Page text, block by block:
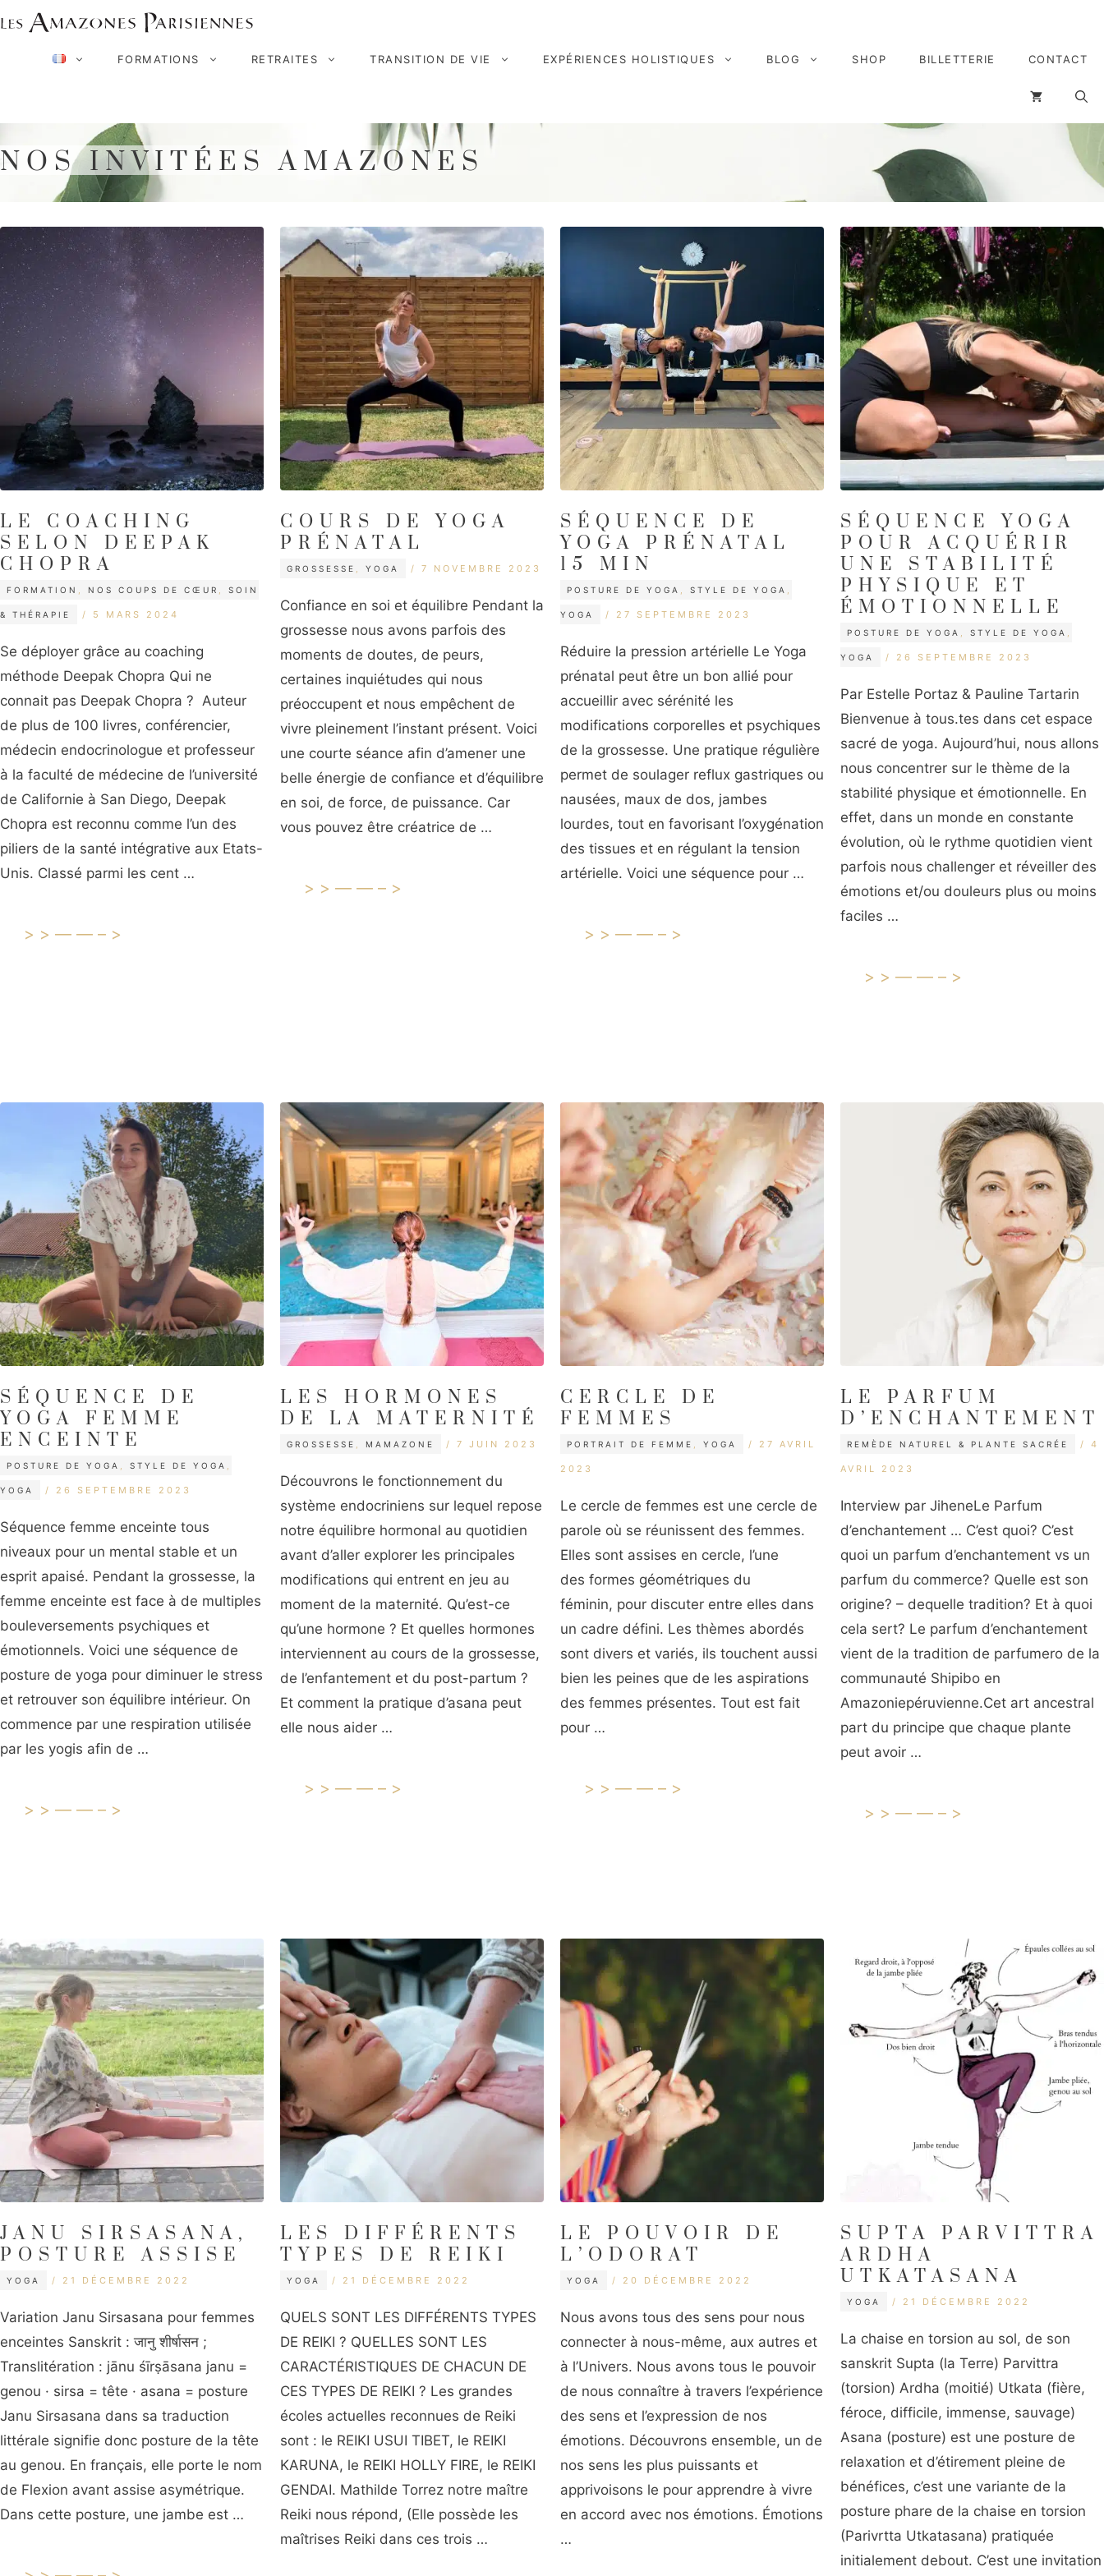
Aller
FORMATIONS RETRAITES TRANSITION DE VIE EXPÉRIENCES HOLISTIQUES BLOG SHOP BILLETTERIE CONTACT
NOS INVITÉES AMAZONES
LE COACHING
SELON DEEPAK
CHOPRA
FORMATION
NOS COUPS DE CŒUR SOIN
& THÉRAPIE 5 MARS 2024
Se déployer grâce au coaching
méthode Deepak Chopra Qui ne
connait pas Deepak Chopra ? Auteur
de plus de 100 livres, conférencier,
médecin endocrinologue et professeur
à la faculté de médecine de l’université
de Californie à San Diego, Deepak
Chopra est reconnu comme l’un des
piliers de la santé intégrative aux Etats-
Unis. Classé parmi les cent …
>>——–>
COURS DE YOGA
PRÉNATAL
GROSSESSE
YOGA 7 NOVEMBRE 2023
Confiance en soi et équilibre Pendant la
grossesse nous avons parfois des
moments de doutes, de peurs,
certaines inquiétudes qui nous
préoccupent et nous empêchent de
vivre pleinement l’instant présent. Voici
une courte séance afin d’amener une
belle énergie de confiance et d’équilibre
en soi, de force, de puissance. Car
vous pouvez être créatrice de …
>>——–>
SÉQUENCE DE
YOGA PRÉNATAL
15 MIN
POSTURE DE YOGA
STYLE DE YOGA
YOGA 27 SEPTEMBRE 2023
Réduire la pression artérielle Le Yoga
prénatal peut être un bon allié pour
accueillir avec sérénité les
modifications corporelles et psychiques
de la grossesse. Une pratique régulière
permet de soulager reflux gastriques ou
nausées, maux de dos, jambes
lourdes, tout en favorisant l’oxygénation
des tissues et en régulant la tension
artérielle. Voici une séquence pour …
>>——–>
SÉQUENCE YOGA
POUR ACQUÉRIR
UNE STABILITÉ
PHYSIQUE ET
ÉMOTIONNELLE
POSTURE DE YOGA
STYLE DE YOGA
YOGA 26 SEPTEMBRE 2023
Par Estelle Portaz & Pauline Tartarin
Bienvenue à tous.tes dans cet espace
sacré de yoga. Aujourd’hui, nous allons
nous concentrer sur le thème de la
stabilité physique et émotionnelle. En
effet, dans un monde en constante
évolution, où le rythme quotidien vient
parfois nous challenger et réveiller des
émotions et/ou douleurs plus ou moins
faciles …
>>——–>
SÉQUENCE DE
YOGA FEMME
ENCEINTE
POSTURE DE YOGA
STYLE DE YOGA
YOGA 26 SEPTEMBRE 2023
Séquence femme enceinte tous
niveaux pour un mental stable et un
esprit apaisé. Pendant la grossesse, la
femme enceinte est face à de multiples
bouleversements psychiques et
émotionnels. Voici une séquence de
posture de yoga pour diminuer le stress
et retrouver son équilibre intérieur. On
commence par une respiration utilisée
par les yogis afin de …
>>——–>
LES HORMONES
DE LA MATERNITÉ
GROSSESSE
MAMAZONE 7 JUIN 2023
Découvrons le fonctionnement du
système endocriniens sur lequel repose
notre équilibre hormonal au quotidien
avant d’aller explorer les principales
modifications qui entrent en jeu au
moment de la maternité. Qu’est-ce
qu’une hormone ? Et quelles hormones
interviennent au cours de la grossesse,
de l’enfantement et du post-partum ?
Et comment la pratique d’asana peut
elle nous aider …
>>——–>
CERCLE DE
FEMMES
PORTRAIT DE FEMME
YOGA 27 AVRIL
2023
Le cercle de femmes est une cercle de
parole où se réunissent des femmes.
Elles sont assises en cercle, l’une
des formes géométriques du
féminin, pour discuter entre elles dans
un cadre défini. Les thèmes abordés
sont divers et variés, ils touchent aussi
bien les peines que de les aspirations
des femmes présentes. Tout est fait
pour …
>>——–>
LE PARFUM
D’ENCHANTEMENT
REMÈDE NATUREL & PLANTE SACRÉE
4
AVRIL 2023
Interview par JiheneLe Parfum
d’enchantement … C’est quoi? C’est
quoi un parfum d’enchantement vs un
parfum du commerce? Quelle est son
origine? – dequelle tradition? Et à quoi
cela sert? Le parfum d’enchantement
vient de la tradition de parfumero de la
communauté Shipibo en
Amazoniepéruvienne.Cet art ancestral
part du principe que chaque plante
peut avoir …
>>——–>
JANU SIRSASANA,
POSTURE ASSISE
YOGA
ÉTIQUETTES
21 DÉCEMBRE 2022
Variation Janu Sirsasana pour femmes
enceintes Sanskrit : जानु शीर्षासन ;
Translitération : jānu śīrṣāsana janu =
genou · sirsa = tête · asana = posture
Janu Sirsasana dans sa traduction
littérale signifie donc posture de la tête
au genou. En français, elle porte le nom
de Flexion avant assise asymétrique.
Dans cette posture, une jambe est …
LES DIFFÉRENTS
TYPES DE REIKI
YOGA
ÉTIQUETTES
21 DÉCEMBRE 2022
QUELS SONT LES DIFFÉRENTS TYPES
DE REIKI ? QUELLES SONT LES
CARACTÉRISTIQUES DE CHACUN DE
CES TYPES DE REIKI ? Les grandes
écoles actuelles reconnues de Reiki
sont : le REIKI USUI TIBET, le REIKI
KARUNA, le REIKI HOLLY FIRE, le REIKI
GENDAI. Mathilde Torrez notre maître
Reiki nous répond, (Elle possède les
maîtrises Reiki dans ces trois …
LE POUVOIR DE
L’ODORAT
YOGA
ÉTIQUETTES
20 DÉCEMBRE 2022
Nous avons tous des sens pour nous
connecter à nous-même, aux autres et
à l’Univers. Nous avons tous le pouvoir
de nous connaître à travers l’expérience
des sens et l’expression de nos
émotions. Découvrons ensemble, un de
nos sens les plus puissants et
apprivoisons le pour apprendre à vivre
en accord avec nos émotions. Émotions
…
SUPTA PARVITTRA
ARDHA
UTKATASANA
YOGA
ÉTIQUETTES
21 DÉCEMBRE 2022
La chaise en torsion au sol, de son
sanskrit Supta (la Terre) Parvittra
(torsion) Ardha (moitié) Utkata (fière,
féroce, difficile, immense, sauvage)
Asana (posture) est une posture de
relaxation et d’étirement pleine de
bénéfices, c’est une variante de la
posture phare de la chaise en torsion
(Parivrtta Utkatasana) pratiquée
initialement debout. C’est une invitation